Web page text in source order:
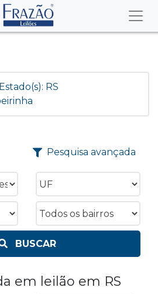
Estado(s): RS
Pesquisa avançada
BUSCAR
em leilão em RS